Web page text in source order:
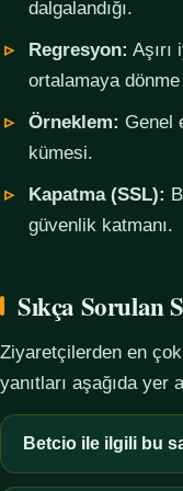
dalgalandığı.
Regresyon:
ortalamaya
Örneklem: Genel
kümesi.
Kapatma (SSL):
güvenlik katmanı.
Sıkça Sorulan
Ziyaretçilerden en
yanıtları aşağıda yer
Betcio ile ilgili bu
Bu sayfada yalnızca